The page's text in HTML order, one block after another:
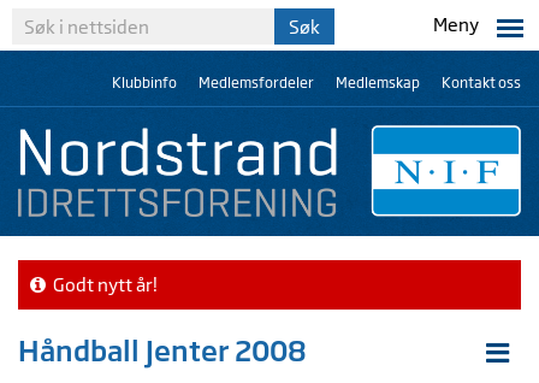
Meny
Klubbinfo Medlemsfordeler Medlemskap Kontakt oss
Godt nytt år!
Håndball Jenter 2008